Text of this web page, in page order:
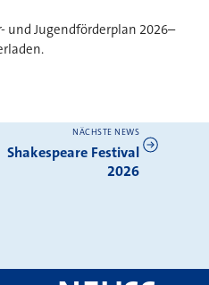
und Jugendförderplan 2026–
NÄCHSTE NEWS
Shakespeare Festival
2026